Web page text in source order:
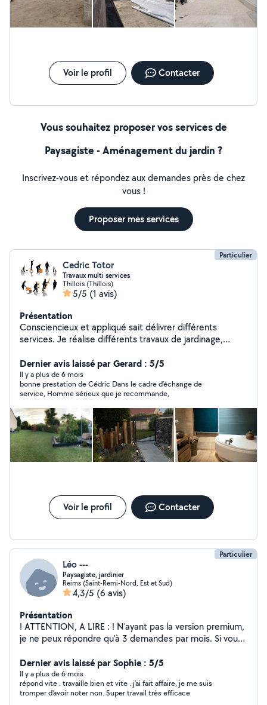
Voir le profil Contacter
Vous souhaitez proposer vos services de
Paysagiste - Aménagement du jardin ?
Inscrivez-vous et répondez aux demandes près de chez
vous !
Proposer mes services
Particulier
Cedric Totor
Travaux multi services
Thillois (Thillois)
5/5 (1 avis)
Présentation
Consciencieux et appliqué sait délivrer différents
services. Je réalise différents travaux de jardinage,
variés. Je suis disponible pour réparer petit matériel
thermique de jardin etc Je réalise aussi différents
travaux d'intérieur et extérieur.
Dernier avis laissé par Gerard : 5/5
Il y a plus de 6 mois
bonne prestation de Cédric Dans le cadre d’échange de
service, Homme sérieux que je recommande,
Voir le profil Contacter
Particulier
Léo ---
Paysagiste, jardinier
Reims (Saint-Remi-Nord, Est et Sud)
4,3/5 (6 avis)
Présentation
! ATTENTION, A LIRE : ! N'ayant pas la version premium,
je ne peux répondre qu'à 3 demandes par mois. Si vous
mes messages, Envoyer moi un mail ou un numéro de
téléphone our que je puisse vous contacter autrement .
Merci :) Une fois que j'ai de quoi vous contacter, je vous
envoie un message sous 24h
Dernier avis laissé par Sophie : 5/5
Il y a plus de 6 mois
répond vite . travaille bien et vite . j'ai fait affaire, je me suis
tromper d'avoir noter non. Super travail très efficace